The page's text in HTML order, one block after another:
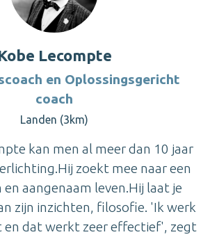
Lecompte
en Oplossingsgericht
coach
Landen (3km)
kan men al meer dan 10 jaar
zoekt mee naar een
en aangenaam leven.Hij laat je
zijn inzichten, filosofie. 'Ik werk
dat werkt zeer effectief', zegt